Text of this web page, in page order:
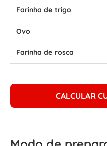
Farinha de trigo
Ovo
Farinha de rosca
CALCULAR